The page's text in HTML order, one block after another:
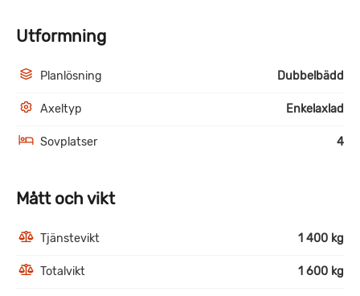
Utformning
Planlösning Dubbelbädd
Axeltyp Enkelaxlad
Sovplatser 4
Mått och vikt
Tjänstevikt 1 400 kg
Totalvikt 1 600 kg